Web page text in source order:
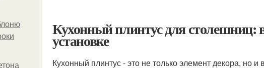
Кухонный плинтус для столешниц:
установке
Кухонный плинтус - это не только элемент декора, но